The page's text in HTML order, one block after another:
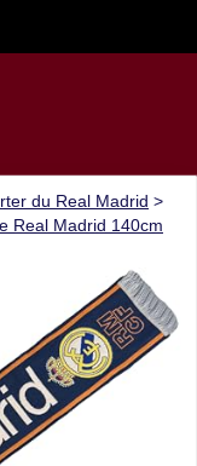
du Real Madrid >
Real Madrid 140cm